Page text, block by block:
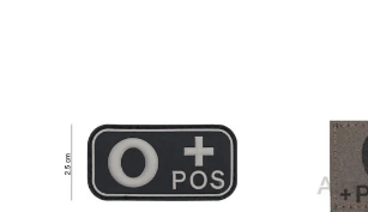
mehrere
Varianten